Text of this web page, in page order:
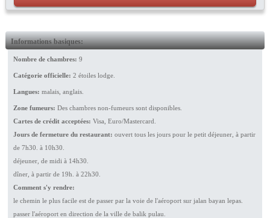
Informations basiques:
Nombre de chambres: 9
Catégorie officielle: 2 étoiles lodge.
Langues: malais, anglais.
Zone fumeurs: Des chambres non-fumeurs sont disponibles.
Cartes de crédit acceptées: Visa, Euro/Mastercard.
Jours de fermeture du restaurant: ouvert tous les jours pour le petit déjeuner, à partir
de 7h30. à 10h30.
déjeuner, de midi à 14h30.
dîner, à partir de 19h. à 22h30.
Comment s'y rendre:
le chemin le plus facile est de passer par la voie de l'aéroport sur jalan bayan lepas.
passer l'aéroport en direction de la ville de balik pulau.